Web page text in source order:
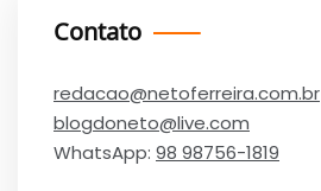
Contato
redacao@netoferreira.com.br
blogdoneto@live.com
WhatsApp: 98 98756-1819